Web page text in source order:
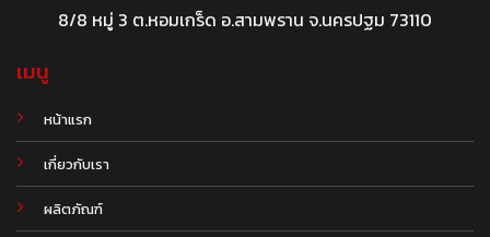
8/8 หมู่ 3 ต.หอมเกร็ด อ.สามพราน จ.นครปฐม 73110
เมนู
หน้าแรก
เกี่ยวกับเรา
ผลิตภัณฑ์